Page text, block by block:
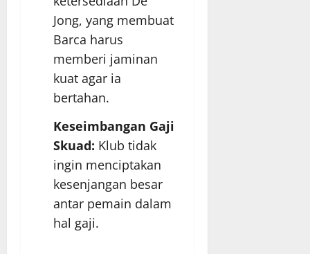
Jong, yang membuat
Barca harus
memberi jaminan
kuat agar ia
bertahan.
Keseimbangan Gaji
Skuad: Klub tidak
ingin menciptakan
kesenjangan besar
antar pemain dalam
hal gaji.